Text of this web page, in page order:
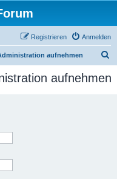
Anmelden
Registrieren
aufnehmen
c
aufnehmen